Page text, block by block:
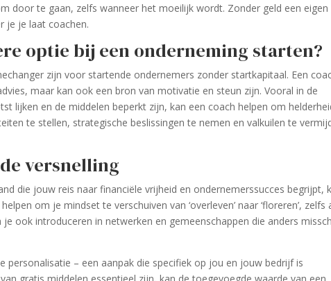
door te gaan, zelfs wanneer het moeilijk wordt. Zonder geld een eigen
je je laat coachen.
optie bij een onderneming starten?
zijn voor startende ondernemers zonder startkapitaal. Een
maar kan ook een bron van motivatie en steun zijn. Vooral in de
lijken en de middelen beperkt zijn, kan een coach helpen om
te stellen, strategische beslissingen te nemen en valkuilen te
versnelling
die jouw reis naar financiële vrijheid en ondernemerssucces begrijpt,
om je mindset te verschuiven van ‘overleven’ naar ‘floreren’, zelfs
ook introduceren in netwerken en gemeenschappen die anders
personalisatie – een aanpak die specifiek op jou en jouw bedrijf is